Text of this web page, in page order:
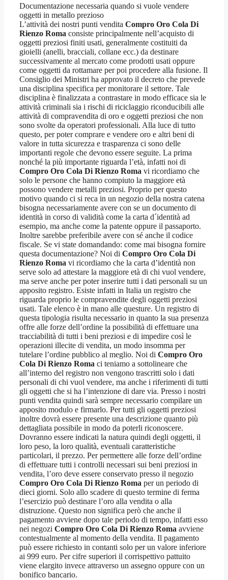
Documentazione necessaria quando si vuole vendere
oggetti in metallo prezioso
L’attività dei nostri punti vendita Compro Oro Cola Di
Rienzo Roma consiste principalmente nell’acquisto di
oggetti preziosi finiti usati, generalmente costituiti da
gioielli (anelli, bracciali, collane ecc.) da destinare
successivamente al mercato come prodotti usati oppure
come oggetti da rottamare per poi procedere alla fusione. Il
Consiglio dei Ministri ha approvato il decreto che prevede
una disciplina specifica per monitorare il settore. Tale
disciplina è finalizzata a contrastare in modo efficace sia le
attività criminali sia i rischi di riciclaggio riconducibili alle
attività di compravendita di oro e oggetti preziosi che non
sono svolte da operatori professionali. Alla luce di tutto
questo, per poter comprare e vendere oro e altri beni di
valore in tutta sicurezza e trasparenza ci sono delle
importanti regole che devono essere seguite. La prima
nonché la più importante riguarda l’età, infatti noi di
Compro Oro Cola Di Rienzo Roma vi ricordiamo che
solo le persone che hanno compiuto la maggiore età
possono vendere metalli preziosi. Proprio per questo
motivo quando ci si reca in un negozio della nostra catena
bisogna necessariamente avere con se un documento di
identità in corso di validità come la carta d´identità ad
esempio, ma anche come la patente oppure il passaporto.
Inoltre sarebbe preferibile avere con sé anche il codice
fiscale. Se vi state domandando: come mai bisogna fornire
questa documentazione? Noi di Compro Oro Cola Di
Rienzo Roma vi ricordiamo che la carta d’identità non
serve solo ad attestare la maggiore età di chi vuol vendere,
ma serve anche per poter inserire tutti i dati personali su un
apposito registro. Esiste infatti in Italia un registro che
riguarda proprio le compravendite degli oggetti preziosi
usati. Tale elenco è in mano alle questure. Un registro di
questa tipologia risulta necessario in quanto la sua presenza
offre alle forze dell’ordine la possibilità di effettuare una
tracciabilità di tutti i beni preziosi e di impedire così le
operazioni illecite di vendita, un modo insomma per
tutelare l’ordine pubblico al meglio. Noi di Compro Oro
Cola Di Rienzo Roma ci teniamo a sottolineare che
all’interno del registro non vengono trascritti solo i dati
personali di chi vuol vendere, ma anche i riferimenti di tutti
gli oggetti che si ha l’intenzione di dare via. Presso i nostri
punti vendita quindi sarà sempre necessario compilare un
apposito modulo e firmarlo. Per tutti gli oggetti preziosi
inoltre dovrà essere presente una descrizione quanto più
dettagliata possibile in modo da poterli riconoscere.
Dovranno essere indicati la natura quindi degli oggetti, il
loro peso, la loro qualità, eventuali caratteristiche
particolari, il prezzo. Per permettere alle forze dell’ordine
di effettuare tutti i controlli necessari sui beni preziosi in
vendita, l’oro deve essere conservato presso il negozio
Compro Oro Cola Di Rienzo Roma per un periodo di
dieci giorni. Solo allo scadere di questo termine di ferma
l’esercizio può destinare l’oro alla vendita o alla
distruzione. Questo non significa però che anche il
pagamento avviene dopo tale periodo di tempo, infatti esso
nei negozi Compro Oro Cola Di Rienzo Roma avviene
contestualmente al momento della vendita. Il pagamento
può essere richiesto in contanti solo per un valore inferiore
ai 999 euro. Per cifre superiori il corrispettivo pattuito
viene elargito invece attraverso un assegno oppure con un
bonifico bancario.